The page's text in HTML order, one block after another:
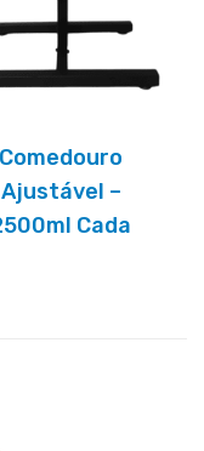
Comedouro
Ajustável –
Cada